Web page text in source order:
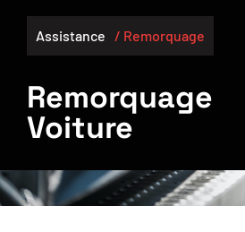
Assistance / Remorquage
Remorquage
Voiture